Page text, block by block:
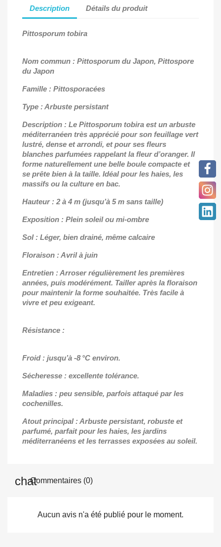
Description Détails du produit
Pittosporum tobira
Nom commun : Pittosporum du Japon, Pittospore
du Japon
Famille : Pittosporacées
Type : Arbuste persistant
Description : Le Pittosporum tobira est un arbuste
méditerranéen très apprécié pour son feuillage vert
lustré, dense et arrondi, et pour ses fleurs
blanches parfumées rappelant la fleur d’oranger. Il
forme naturellement une belle boule compacte et
se prête bien à la taille. Idéal pour les haies, les
massifs ou la culture en bac.
Hauteur : 2 à 4 m (jusqu’à 5 m sans taille)
Exposition : Plein soleil ou mi-ombre
Sol : Léger, bien drainé, même calcaire
Floraison : Avril à juin
Entretien : Arroser régulièrement les premières
années, puis modérément. Tailler après la floraison
pour maintenir la forme souhaitée. Très facile à
vivre et peu exigeant.
Résistance :
Froid : jusqu’à -8 °C environ.
Sécheresse : excellente tolérance.
Maladies : peu sensible, parfois attaqué par les
cochenilles.
Atout principal : Arbuste persistant, robuste et
parfumé, parfait pour les haies, les jardins
méditerranéens et les terrasses exposées au soleil.
Commentaires (0)
Aucun avis n'a été publié pour le moment.